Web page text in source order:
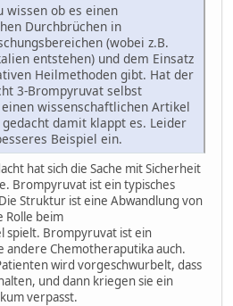
wissen ob es einen
Durchbrüchen in
(wobei z.B.
entstehen) und dem Einsatz
Heilmethoden gibt. Hat der
3-Brompyruvat selbst
wissenschaftlichen Artikel
damit klappt es. Leider
Beispiel ein.
hat sich die Sache mit Sicherheit
Brompyruvat ist ein typisches
Struktur ist eine Abwandlung von
Rolle beim
spielt. Brompyruvat ist ein
andere Chemotheraputika auch.
wird vorgeschwurbelt, dass
und dann kriegen sie ein
verpasst.